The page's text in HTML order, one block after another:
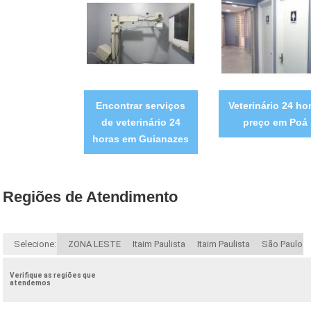
Encontrar serviços
de veterinário 24
horas em Guianazes
Veterinário 24
preço em Poá
Regiões de Atendimento
Selecione: ZONA LESTE Itaim Paulista Itaim Paulista São Paulo
Verifique as regiões que
atendemos